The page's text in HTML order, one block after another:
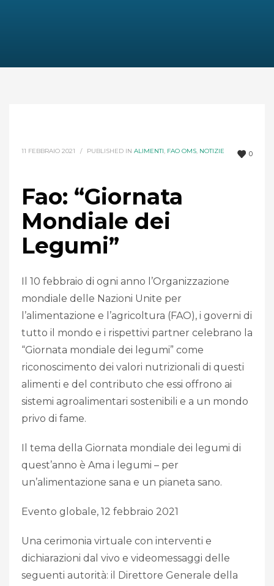
0
11 FEBBRAIO 2021 / PUBLISHED IN ALIMENTI, FAO OMS, NOTIZIE
Fao: “Giornata
Mondiale dei
Legumi”
Il 10 febbraio di ogni anno l’Organizzazione
mondiale delle Nazioni Unite per
l’alimentazione e l’agricoltura (FAO), i governi di
tutto il mondo e i rispettivi partner celebrano la
“Giornata mondiale dei legumi” come
riconoscimento dei valori nutrizionali di questi
alimenti e del contributo che essi offrono ai
sistemi agroalimentari sostenibili e a un mondo
privo di fame.
Il tema della Giornata mondiale dei legumi di
quest’anno è Ama i legumi – per
un’alimentazione sana e un pianeta sano.
Evento globale, 12 febbraio 2021
Una cerimonia virtuale con interventi e
dichiarazioni dal vivo e videomessaggi delle
seguenti autorità: il Direttore Generale della